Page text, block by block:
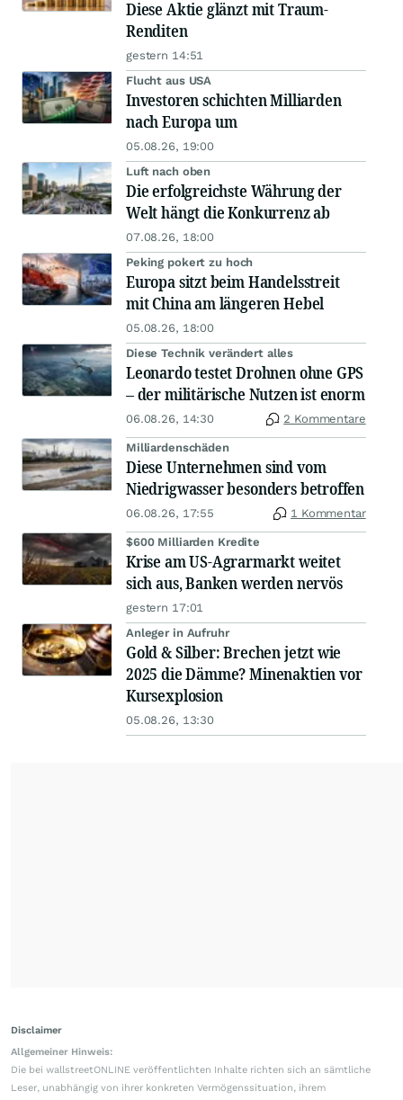
Diese Aktie glänzt mit Traum-
Renditen
gestern 14:51
Flucht aus USA
Investoren schichten Milliarden
nach Europa um
05.08.26, 19:00
Luft nach oben
Die erfolgreichste Währung der
Welt hängt die Konkurrenz ab
07.08.26, 18:00
Peking pokert zu hoch
Europa sitzt beim Handelsstreit
mit China am längeren Hebel
05.08.26, 18:00
Diese Technik verändert alles
Leonardo testet Drohnen ohne GPS
– der militärische Nutzen ist enorm
06.08.26, 14:30 2 Kommentare
Milliardenschäden
Diese Unternehmen sind vom
Niedrigwasser besonders betroffen
06.08.26, 17:55 1 Kommentar
$600 Milliarden Kredite
Krise am US-Agrarmarkt weitet
sich aus, Banken werden nervös
gestern 17:01
Anleger in Aufruhr
Gold & Silber: Brechen jetzt wie
2025 die Dämme? Minenaktien vor
Kursexplosion
05.08.26, 13:30
Disclaimer
Allgemeiner Hinweis:
Die bei wallstreetONLINE veröffentlichten Inhalte richten sich an sämtliche
Leser, unabhängig von ihrer konkreten Vermögenssituation, ihrem